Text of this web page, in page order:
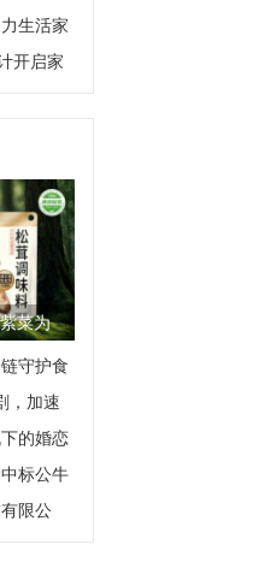
生活家
开启家
菜为
守护食
，加速
的婚恋
标公牛
限公